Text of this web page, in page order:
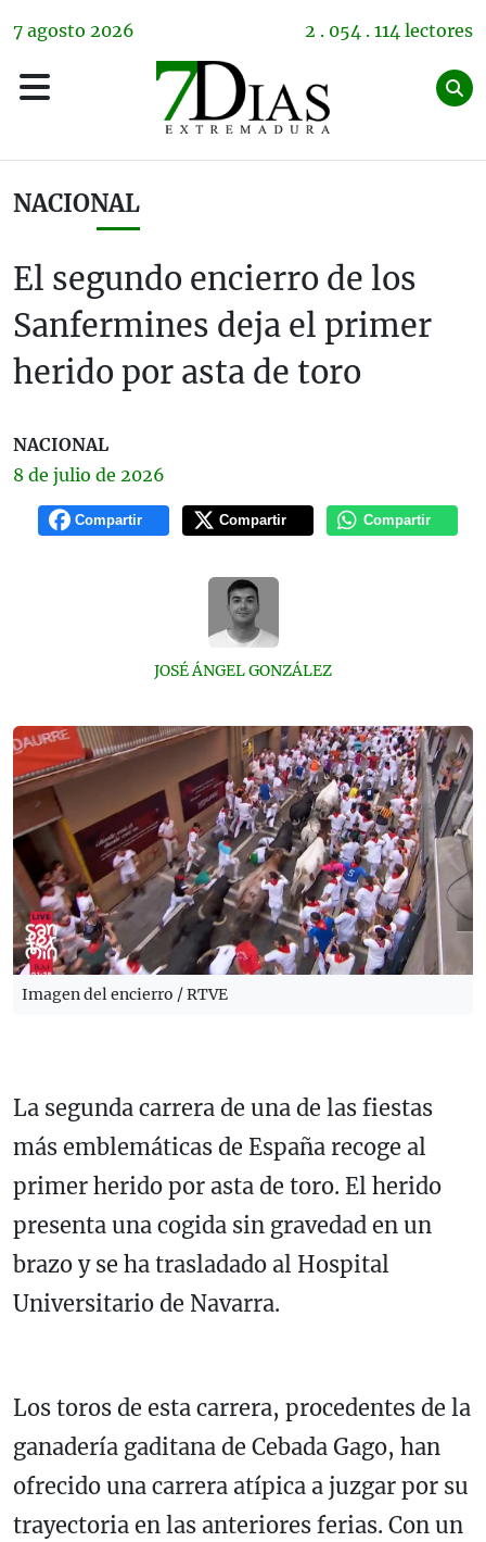
7 agosto 2026 2 . 054 . 114 lectores
NACIONAL
El segundo encierro de los
Sanfermines deja el primer
herido por asta de toro
NACIONAL
8 de julio de 2026
Compartir Compartir Compartir
JOSÉ ÁNGEL GONZÁLEZ
Imagen del encierro / RTVE
La segunda carrera de una de las fiestas
más emblemáticas de España recoge al
primer herido por asta de toro. El herido
presenta una cogida sin gravedad en un
brazo y se ha trasladado al Hospital
Universitario de Navarra.
Los toros de esta carrera, procedentes de la
ganadería gaditana de Cebada Gago, han
ofrecido una carrera atípica a juzgar por su
trayectoria en las anteriores ferias. Con un